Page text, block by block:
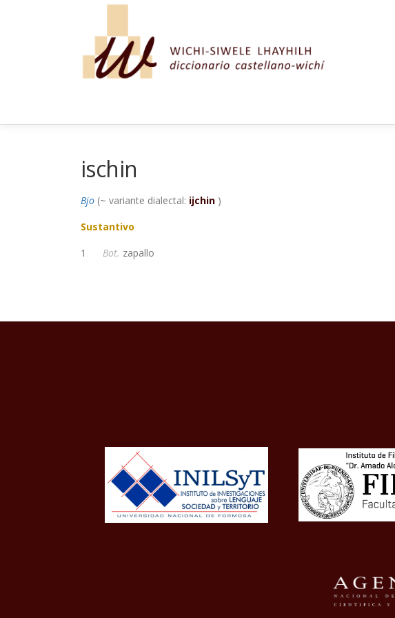
ischin
Bjo (~ variante dialectal: ijchin )
Sustantivo
1 Bot. zapallo